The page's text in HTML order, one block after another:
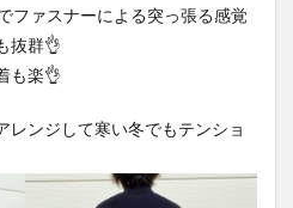
ファスナーによる突っ張る感覚
抜群👌
も楽👌
レンジして寒い冬でもテンショ